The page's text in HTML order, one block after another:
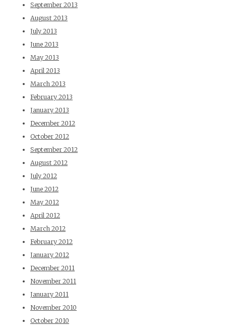
September 2013
August 2013
July 2013
June 2013
May 2013
April 2013
March 2013
February 2013
January 2013
December 2012
October 2012
September 2012
August 2012
July 2012
June 2012
May 2012
April 2012
March 2012
February 2012
January 2012
December 2011
November 2011
January 2011
November 2010
October 2010